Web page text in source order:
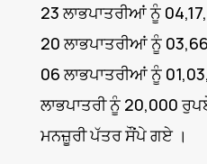
23 ਲਾਭਪਾਤਰੀਆਂ ਨੂੰ
20 ਲਾਭਪਾਤਰੀਆਂ ਨੂੰ
06 ਲਾਭਪਾਤਰੀਆਂ ਨੂੰ
ਲਾਭਪਾਤਰੀ ਨੂੰ 20,000
ਮਨਜ਼ੂਰੀ ਪੱਤਰ ਸੌਂਪੇ ਗਏ ।